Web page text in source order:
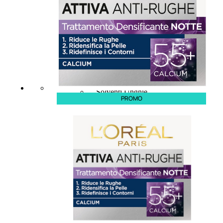
Bb E Cc Cream
Matita Occhi
Matita Sopracciglia
Mascara
Eyeliner
Rossetto
Matita Labbra
Smalto Effetti Speciali
Solventi Unghie
Occhi
Palette
occhi
PROMO